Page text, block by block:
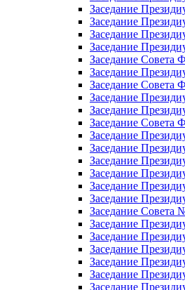
Заседание
Заседание
Заседание
Заседание
Заседание Совета
Заседание
Заседание
Заседание
Заседание
Заседание Совета
Заседание
Заседание
Заседание
Заседание
Заседание
Заседание
Заседание Совета
Заседание
Заседание
Заседание
Заседание
Заседание
Заседание